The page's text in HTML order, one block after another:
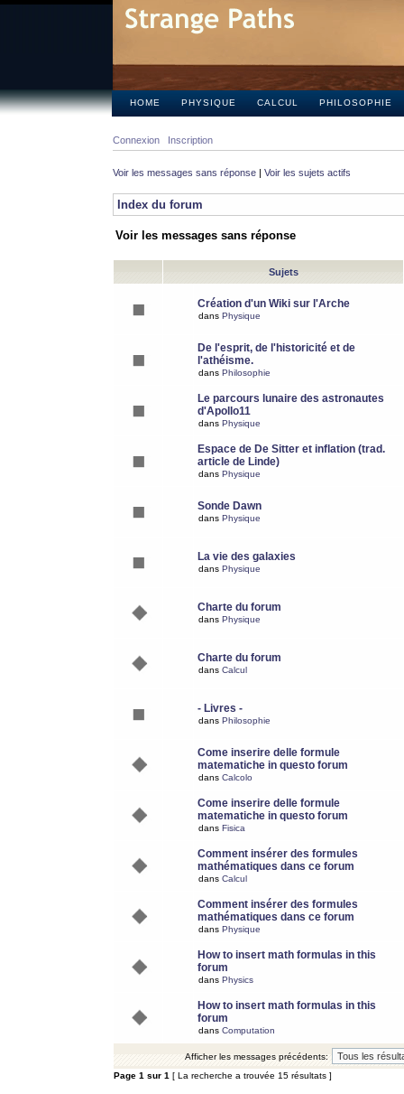
HOME PHYSIQUE CALCUL PHILOSOPHIE
Connexion Inscription
Voir les messages sans réponse | Voir les sujets actifs
Index du forum
Voir les messages sans réponse
Sujets
Création d'un Wiki sur l'Arche
dans Physique
De l'esprit, de l'historicité et de
l'athéisme.
dans Philosophie
Le parcours lunaire des astronautes
d'Apollo11
dans Physique
Espace de De Sitter et inflation (trad.
article de Linde)
dans Physique
Sonde Dawn
dans Physique
La vie des galaxies
dans Physique
Charte du forum
dans Physique
Charte du forum
dans Calcul
- Livres -
dans Philosophie
Come inserire delle formule
matematiche in questo forum
dans Calcolo
Come inserire delle formule
matematiche in questo forum
dans Fisica
Comment insérer des formules
mathématiques dans ce forum
dans Calcul
Comment insérer des formules
mathématiques dans ce forum
dans Physique
How to insert math formulas in this
forum
dans Physics
How to insert math formulas in this
forum
dans Computation
Afficher les messages précédents:
Page 1 sur 1 [ La recherche a trouvée 15 résultats ]